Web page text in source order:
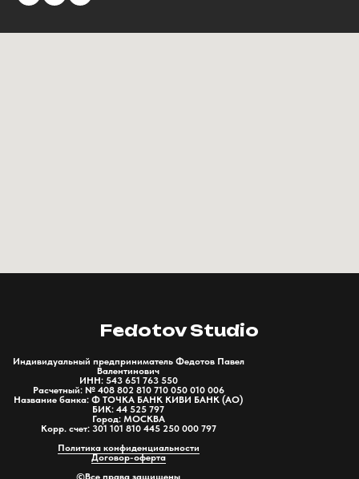
Fedotov Studio
Индивидуальный предприниматель Федотов Павел
Валентинович
ИНН: 543 651 763 550
Расчетный: № 408 802 810 710 050 010 006
Название банка: Ф ТОЧКА БАНК КИВИ БАНК (АО)
БИК: 44 525 797
Город: МОСКВА
Корр. счет: 301 101 810 445 250 000 797
Политика конфиденциальности
Договор-оферта
©Все права защищены